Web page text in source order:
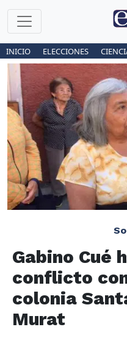
INICIO ELECCIONES
Gabino Cué
conflicto
colonia
Murat